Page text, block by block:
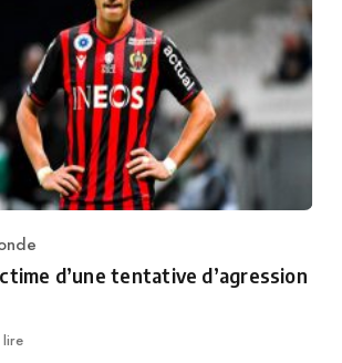
d’une tentative d’agression
lire